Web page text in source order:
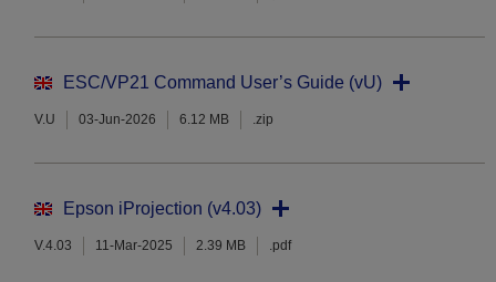
ESC/VP21 Command User’s Guide (vU)
V.U 03-Jun-2026 6.12 MB .zip
Epson iProjection (v4.03)
V.4.03 11-Mar-2025 2.39 MB .pdf